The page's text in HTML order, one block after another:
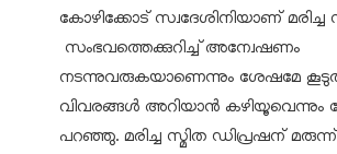
കോഴിക്കോട് സ്വദേശിനിയാണ് മരിച്ച
സംഭവത്തെക്കുറിച്ച് അന്വേഷണം
നടന്നുവരുകയാണെന്നും ശേഷമേ
വിവരങ്ങൾ അറിയാൻ കഴിയൂവെന്നും
പറഞ്ഞു. മരിച്ച സ്മിത ഡിപ്രഷന് മരുന്ന്